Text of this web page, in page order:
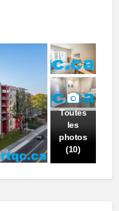
Toutes
les
photos
(10)